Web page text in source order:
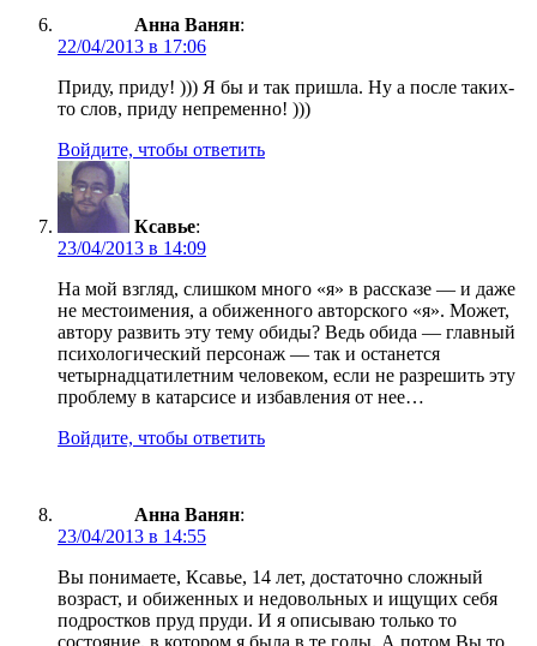
Анна Ванян:
22/04/2013 в 17:06
Приду, приду! ))) Я бы и так пришла. Ну а после таких-
то слов, приду непременно! )))
Войдите, чтобы ответить
Ксавье:
23/04/2013 в 14:09
На мой взгляд, слишком много «я» в рассказе — и даже
не местоимения, а обиженного авторского «я». Может,
автору развить эту тему обиды? Ведь обида — главный
психологический персонаж — так и останется
четырнадцатилетним человеком, если не разрешить эту
проблему в катарсисе и избавления от нее…
Войдите, чтобы ответить
Анна Ванян:
23/04/2013 в 14:55
Вы понимаете, Ксавье, 14 лет, достаточно сложный
возраст, и обиженных и недовольных и ищущих себя
подростков пруд пруди. И я описываю только то